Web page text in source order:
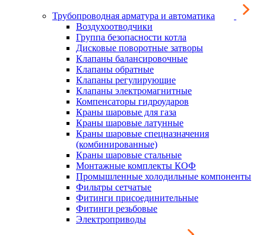
Трубопроводная арматура и автоматика
Воздухоотводчики
Группа безопасности котла
Дисковые поворотные затворы
Клапаны балансировочные
Клапаны обратные
Клапаны регулирующие
Клапаны электромагнитные
Компенсаторы гидроударов
Краны шаровые для газа
Краны шаровые латунные
Краны шаровые спецназначения
(комбинированные)
Краны шаровые стальные
Монтажные комплекты КОФ
Промышленные холодильные компоненты
Фильтры сетчатые
Фитинги присоединительные
Фитинги резьбовые
Электроприводы